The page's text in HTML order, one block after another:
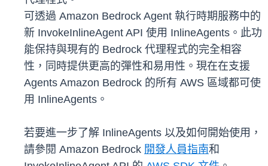
可透過 Amazon Bedrock Agent 執行時期服務中的
新 InvokeInlineAgent API 使用 InlineAgents。此功
能保持與現有的 Bedrock 代理程式的完全相容
性，同時提供更高的彈性和易用性。現在在支援
Agents Amazon Bedrock 的所有 AWS 區域都可使
用 InlineAgents。
若要進一步了解 InlineAgents 以及如何開始使用，
請參閱 Amazon Bedrock 開發人員指南和